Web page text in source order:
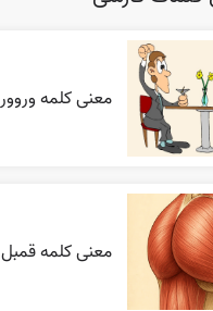
معنی کلمه وروور
معنی کلمه قمبل